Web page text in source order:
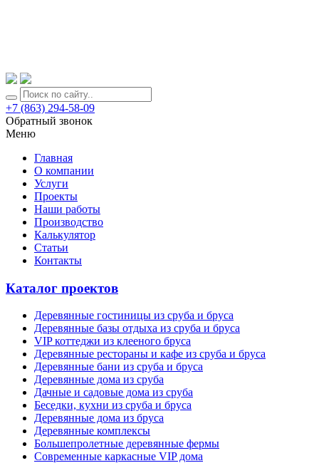
+7 (863) 294-58-09
Обратный звонок
Меню
Главная
О компании
Услуги
Проекты
Наши работы
Производство
Калькулятор
Статьи
Контакты
Каталог проектов
Деревянные гостиницы из сруба и бруса
Деревянные базы отдыха из сруба и бруса
VIP коттеджи из клееного бруса
Деревянные рестораны и кафе из сруба и бруса
Деревянные бани из сруба и бруса
Деревянные дома из сруба
Дачные и садовые дома из сруба
Беседки, кухни из сруба и бруса
Деревянные дома из бруса
Деревянные комплексы
Большепролетные деревянные фермы
Современные каркасные VIP дома